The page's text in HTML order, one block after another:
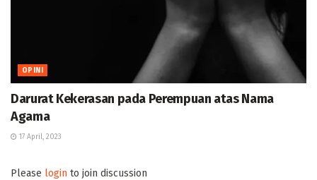
OPINI
Darurat Kekerasan pada Perempuan atas Nama
Agama
17 April, 2023
Please login to join discussion